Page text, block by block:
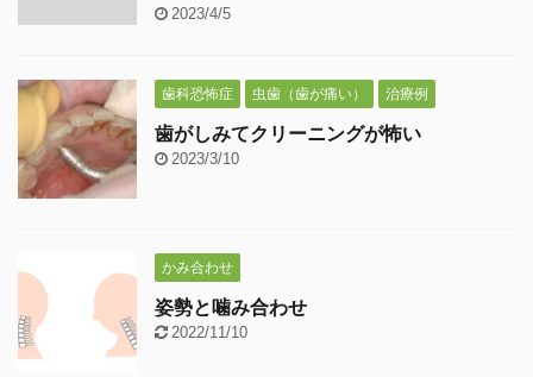
2023/4/5
歯科恐怖症 虫歯（歯が痛い） 治療例
歯がしみてクリーニングが怖い
2023/3/10
かみ合わせ
姿勢と噛み合わせ
2022/11/10